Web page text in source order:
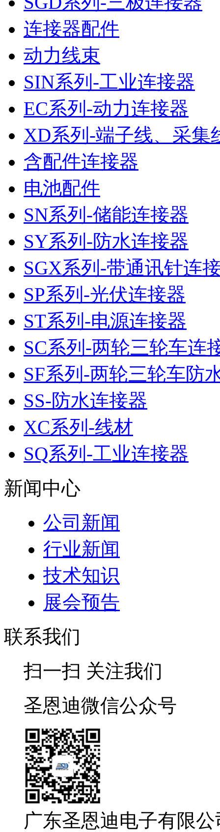
连接器配件
动力线束
SIN系列-工业连接器
EC系列-动力连接器
XD系列-端子线、采集
含配件连接器
电池配件
SN系列-储能连接器
SY系列-防水连接器
SGX系列-带通讯针连
SP系列-光伏连接器
ST系列-电源连接器
SC系列-两轮三轮车连
SF系列-两轮三轮车防
SS-防水连接器
XC系列-线材
SQ系列-工业连接器
新闻中心
公司新闻
行业新闻
技术知识
展会预告
联系我们
扫一扫 关注我们
圣恩迪微信公众号
广东圣恩迪电子有限公